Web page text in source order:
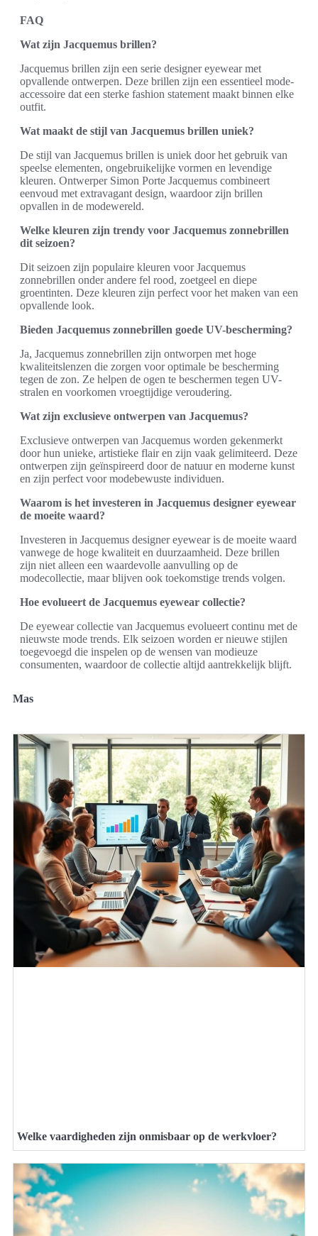
FAQ
Wat zijn Jacquemus brillen?
Jacquemus brillen zijn een serie designer eyewear met
opvallende ontwerpen. Deze brillen zijn een essentieel mode-
accessoire dat een sterke fashion statement maakt binnen elke
outfit.
Wat maakt de stijl van Jacquemus brillen uniek?
De stijl van Jacquemus brillen is uniek door het gebruik van
speelse elementen, ongebruikelijke vormen en levendige
kleuren. Ontwerper Simon Porte Jacquemus combineert
eenvoud met extravagant design, waardoor zijn brillen
opvallen in de modewereld.
Welke kleuren zijn trendy voor Jacquemus zonnebrillen
dit seizoen?
Dit seizoen zijn populaire kleuren voor Jacquemus
zonnebrillen onder andere fel rood, zoetgeel en diepe
groentinten. Deze kleuren zijn perfect voor het maken van een
opvallende look.
Bieden Jacquemus zonnebrillen goede UV-bescherming?
Ja, Jacquemus zonnebrillen zijn ontworpen met hoge
kwaliteitslenzen die zorgen voor optimale be bescherming
tegen de zon. Ze helpen de ogen te beschermen tegen UV-
stralen en voorkomen vroegtijdige veroudering.
Wat zijn exclusieve ontwerpen van Jacquemus?
Exclusieve ontwerpen van Jacquemus worden gekenmerkt
door hun unieke, artistieke flair en zijn vaak gelimiteerd. Deze
ontwerpen zijn geïnspireerd door de natuur en moderne kunst
en zijn perfect voor modebewuste individuen.
Waarom is het investeren in Jacquemus designer eyewear
de moeite waard?
Investeren in Jacquemus designer eyewear is de moeite waard
vanwege de hoge kwaliteit en duurzaamheid. Deze brillen
zijn niet alleen een waardevolle aanvulling op de
modecollectie, maar blijven ook toekomstige trends volgen.
Hoe evolueert de Jacquemus eyewear collectie?
De eyewear collectie van Jacquemus evolueert continu met de
nieuwste mode trends. Elk seizoen worden er nieuwe stijlen
toegevoegd die inspelen op de wensen van modieuze
consumenten, waardoor de collectie altijd aantrekkelijk blijft.
Mas
Welke vaardigheden zijn onmisbaar op de werkvloer?